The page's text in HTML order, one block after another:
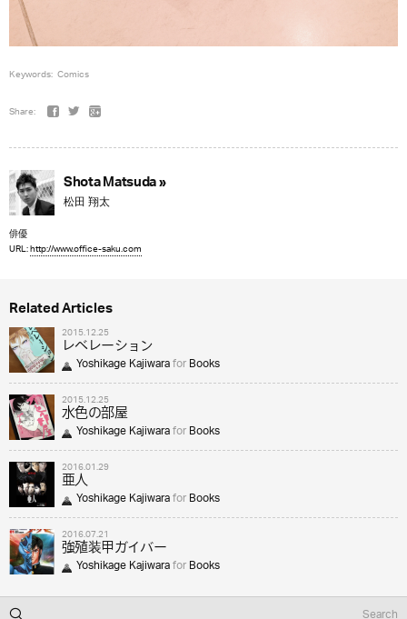
Keywords: Comics
Share:
Shota Matsuda »
松田 翔太
俳優
URL:http://www.office-saku.com
Related Articles
2015.12.25
レベレーション
Yoshikage KajiwaraforBooks
2015.12.25
水色の部屋
Yoshikage KajiwaraforBooks
2016.01.29
亜人
Yoshikage KajiwaraforBooks
2016.07.21
強殖装甲ガイバー
Yoshikage KajiwaraforBooks